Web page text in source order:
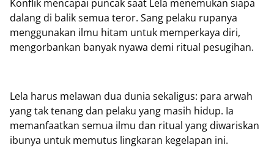
Konflik mencapai puncak saat Lela menemukan siapa
dalang di balik semua teror. Sang pelaku rupanya
menggunakan ilmu hitam untuk memperkaya diri,
mengorbankan banyak nyawa demi ritual pesugihan.
Lela harus melawan dua dunia sekaligus: para arwah
yang tak tenang dan pelaku yang masih hidup. Ia
memanfaatkan semua ilmu dan ritual yang diwariskan
ibunya untuk memutus lingkaran kegelapan ini.